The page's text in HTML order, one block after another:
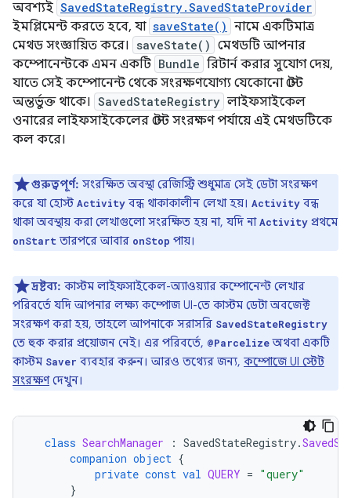
অবশ্যই SavedStateRegistry.SavedStateProvider
ইমপ্লিমেন্ট করতে হবে, যা saveState() নামে একটিমাত্র
মেথড সংজ্ঞায়িত করে।
saveState() মেথডটি আপনার
কম্পোনেন্টকে এমন একটি Bundle রিটার্ন করার সুযোগ দেয়,
যাতে সেই কম্পোনেন্ট থেকে সংরক্ষণযোগ্য যেকোনো স্টেট
অন্তর্ভুক্ত থাকে। SavedStateRegistry লাইফসাইকেল
ওনারের লাইফসাইকেলের স্টেট সংরক্ষণ পর্যায়ে এই মেথডটিকে
কল করে।
গুরুত্বপূর্ণ: সংরক্ষিত অবস্থা রেজিস্ট্রি শুধুমাত্র সেই ডেটা সংরক্ষণ
করে যা হোস্ট Activity বন্ধ থাকাকালীন লেখা হয়। Activity বন্ধ
থাকা অবস্থায় করা লেখাগুলো সংরক্ষিত হয় না, যদি নাActivity প্রথমে
onStart তারপরে আবার onStop পায়।
দ্রষ্টব্য: কাস্টম লাইফসাইকেল-অ্যাওয়্যার কম্পোনেন্ট লেখার
পরিবর্তে যদি আপনার লক্ষ্য কম্পোজ UI-তে কাস্টম ডেটা অবজেক্ট
সংরক্ষণ করা হয়, তাহলে আপনাকে সরাসরি SavedStateRegistry
তে হুক করার প্রয়োজন নেই। এর পরিবর্তে, @Parcelizeঅথবা একটি
কাস্টম Saver ব্যবহার করুন। আরও তথ্যের জন্য, কম্পোজে UI স্টেট
সংরক্ষণদেখুন।
class SearchManager : SavedStateRegistry.
companion object {
private const val QUERY = "query"
}